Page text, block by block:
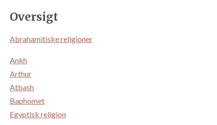
Oversigt
Abrahamitiske religioner
Ankh
Arthur
Atbash
Baphomet
Egyptisk religion